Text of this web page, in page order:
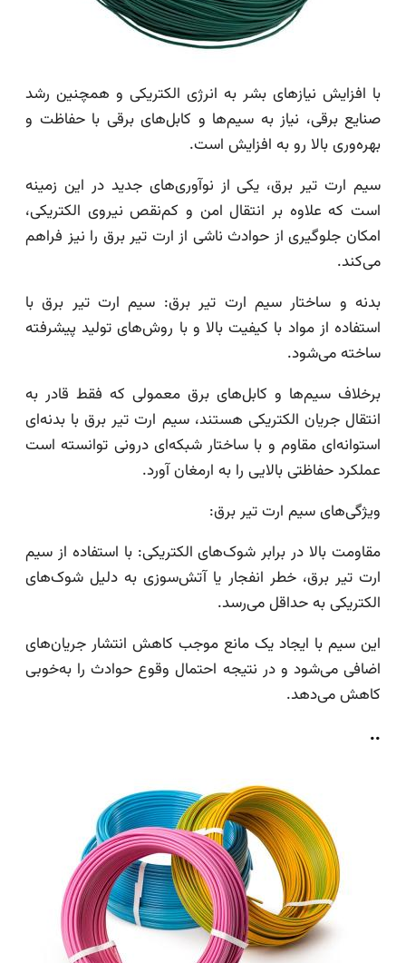
با افزایش نیازهای بشر به انرژی الکتریکی و همچنین رشد
صنایع برقی، نیاز به سیم‌ها و کابل‌های برقی با حفاظت و
بهره‌وری بالا رو به افزایش است.
سیم ارت تیر برق، یکی از نوآوری‌های جدید در این زمینه
است که علاوه بر انتقال امن و کم‌نقص نیروی الکتریکی،
امکان جلوگیری از حوادث ناشی از ارت تیر برق را نیز فراهم
می‌کند.
بدنه و ساختار سیم ارت تیر برق: سیم ارت تیر برق با
استفاده از مواد با کیفیت بالا و با روش‌های تولید پیشرفته
ساخته می‌شود.
برخلاف سیم‌ها و کابل‌های برق معمولی که فقط قادر به
انتقال جریان الکتریکی هستند، سیم ارت تیر برق با بدنه‌ای
استوانه‌ای مقاوم و با ساختار شبکه‌ای درونی توانسته است
عملکرد حفاظتی بالایی را به ارمغان آورد.
ویژگی‌های سیم ارت تیر برق:
مقاومت بالا در برابر شوک‌های الکتریکی: با استفاده از سیم
ارت تیر برق، خطر انفجار یا آتش‌سوزی به دلیل شوک‌های
الکتریکی به حداقل می‌رسد.
این سیم با ایجاد یک مانع موجب کاهش انتشار جریان‌های
اضافی می‌شود و در نتیجه احتمال وقوع حوادث را به‌خوبی
کاهش می‌دهد.
..